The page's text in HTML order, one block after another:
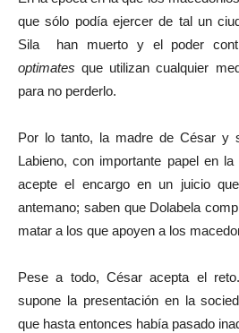
que sólo podía ejercer de tal un
Sila han muerto y el poder
optimates que utilizan cualquier
para no perderlo.
Por lo tanto, la madre de César y
Labieno, con importante papel en
acepte el encargo en un juicio
antemano; saben que Dolabela
matar a los que apoyen a los
Pese a todo, César acepta el
supone la presentación en la
que hasta entonces había pasado